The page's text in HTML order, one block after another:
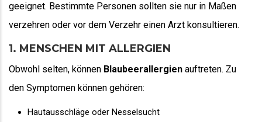
geeignet. Bestimmte Personen sollten sie nur in Maßen
verzehren oder vor dem Verzehr einen Arzt konsultieren.
1. MENSCHEN MIT ALLERGIEN
Obwohl selten, können Blaubeerallergien auftreten. Zu
den Symptomen können gehören:
Hautausschläge oder Nesselsucht